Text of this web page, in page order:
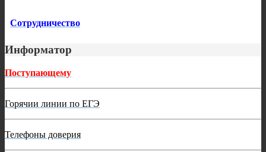
Сотрудничество
Информатор
Поступающему
Горячии линии по ЕГЭ
Телефоны доверия